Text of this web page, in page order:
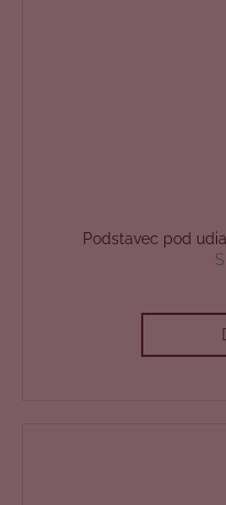
Podstavec pod